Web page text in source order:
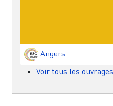
Angers
Voir tous les ouvrages